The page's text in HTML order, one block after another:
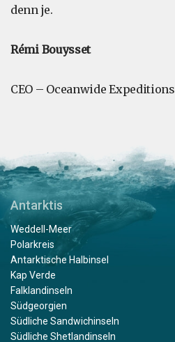
denn je.
Rémi Bouysset
CEO – Oceanwide Expeditions
Antarktis
Weddell-Meer
Polarkreis
Antarktische Halbinsel
Kap Verde
Falklandinseln
Südgeorgien
Südliche Sandwichinseln
Südliche Shetlandinseln